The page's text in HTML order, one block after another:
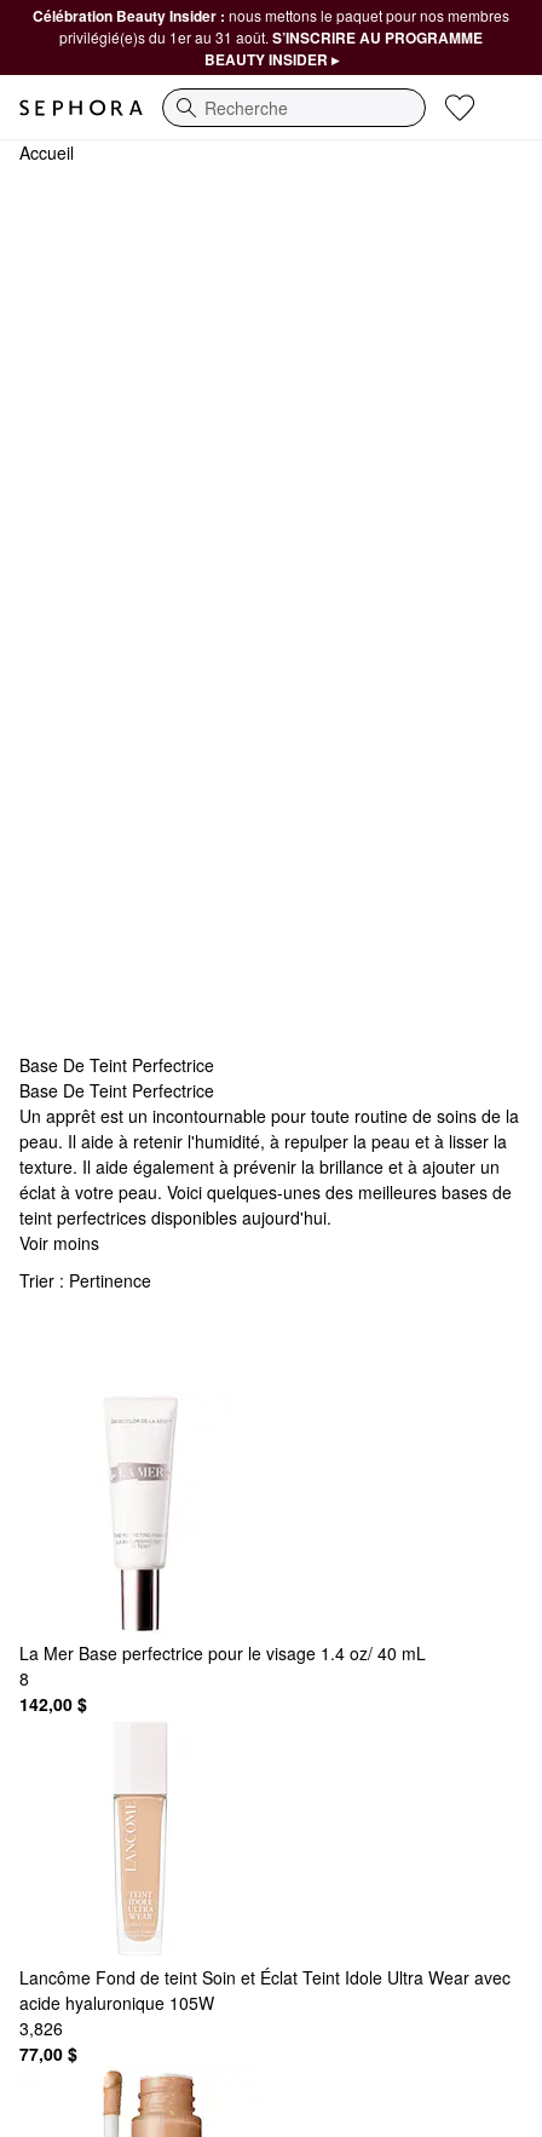
Célébration Beauty Insider : nous mettons le paquet pour nos membres
privilégié(e)s du 1er au 31 août. S’INSCRIRE AU PROGRAMME
BEAUTY INSIDER ▸
Recherche
Accueil
Base De Teint Perfectrice
Base De Teint Perfectrice
Base De Teint Perfectrice
Un apprêt est un incontournable pour toute routine de soins de la
peau. Il aide à retenir l'humidité, à repulper la peau et à lisser la
texture. Il aide également à prévenir la brillance et à ajouter un
éclat à votre peau. Voici quelques-unes des meilleures bases de
teint perfectrices disponibles aujourd'hui.
Voir moins
Trier : Pertinence
La Mer Base perfectrice pour le visage 1.4 oz/ 40 mL
8
142,00 $
Lancôme Fond de teint Soin et Éclat Teint Idole Ultra Wear avec
acide hyaluronique 105W
3,826
77,00 $